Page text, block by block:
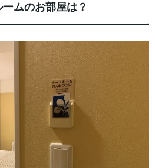
ムのお部屋は？